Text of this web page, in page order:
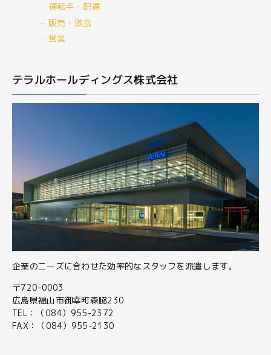
運転手・配達
販売・飲食
営業
テラルホールディングス株式会社
企業のニーズに合わせた効率的なスタッフを派遣します。
〒720-0003
広島県福山市御幸町森脇230
TEL：（084）955-2372
FAX：（084）955-2130